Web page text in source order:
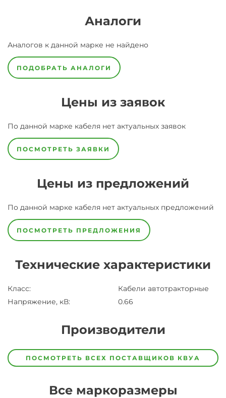
Аналоги
Аналогов к данной марке не найдено
ПОДОБРАТЬ АНАЛОГИ
Цены из заявок
По данной марке кабеля нет актуальных заявок
ПОСМОТРЕТЬ ЗАЯВКИ
Цены из предложений
По данной марке кабеля нет актуальных предложений
ПОСМОТРЕТЬ ПРЕДЛОЖЕНИЯ
Технические характеристики
Класс:
Кабели автотракторные
Напряжение, кВ: 0.66
Производители
ЗаводЗавод-
изготовитель
ПОСМОТРЕТЬ ВСЕХ ПОСТАВЩИКОВ КВУА
Все маркоразмеры